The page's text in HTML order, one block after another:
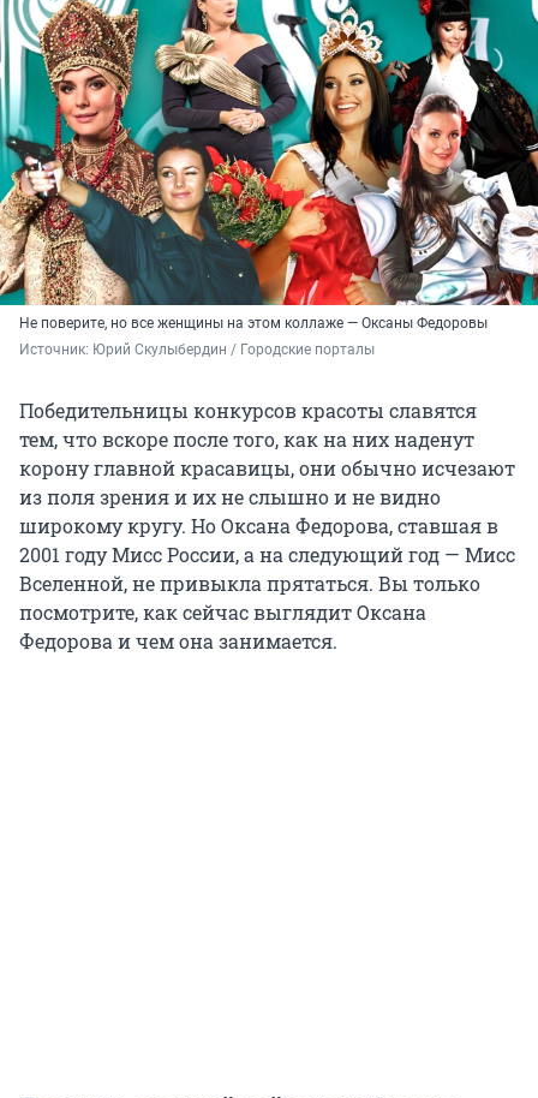
Не поверите, но все женщины на этом коллаже — Оксаны Федоровы
Источник: Юрий Скулыбердин / Городские порталы
Победительницы конкурсов красоты славятся
тем, что вскоре после того, как на них наденут
корону главной красавицы, они обычно исчезают
из поля зрения и их не слышно и не видно
широкому кругу. Но Оксана Федорова, ставшая в
2001 году Мисс России, а на следующий год — Мисс
Вселенной, не привыкла прятаться. Вы только
посмотрите, как сейчас выглядит Оксана
Федорова и чем она занимается.